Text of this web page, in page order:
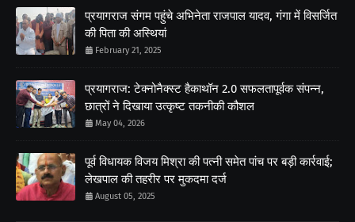
प्रयागराज संगम पहुंचे अभिनेता राजपाल यादव, गंगा में विसर्जित
की पिता की अस्थियां
February 21, 2025
प्रयागराज: टेक्नोनैक्स्ट हैकाथॉन 2.0 सफलतापूर्वक संपन्न,
छात्रों ने दिखाया उत्कृष्ट तकनीकी कौशल
May 04, 2026
पूर्व विधायक विजय मिश्रा की पत्नी समेत पांच पर बड़ी कार्रवाई;
लेखपाल की तहरीर पर मुकदमा दर्ज
August 05, 2025